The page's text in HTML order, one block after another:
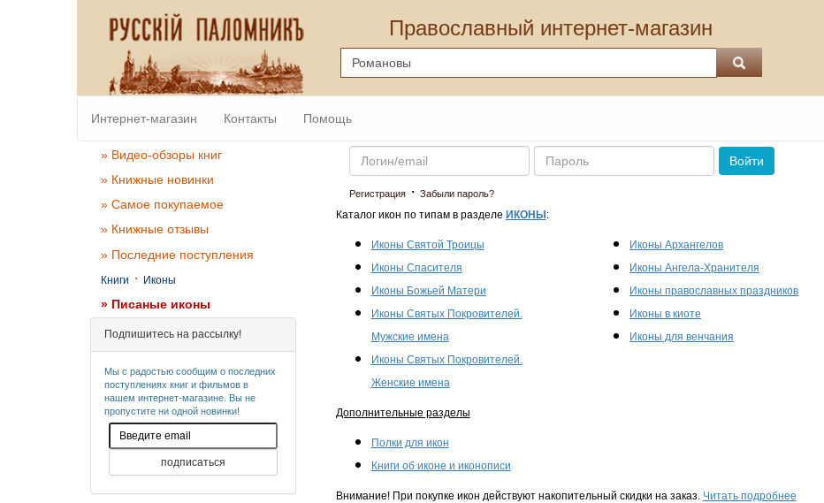
Православный интернет-магазин
Интернет-магазин Контакты Помощь
» Видео-обзоры книг
» Книжные новинки
» Самое покупаемое
» Книжные отзывы
» Последние поступления
Книги · Иконы
» Писаные иконы
Подпишитесь на рассылку!
Мы с радостью сообщим о последних
поступлениях книг и фильмов в
нашем интернет-магазине. Вы не
пропустите ни одной новинки!
Email Пароль
Войти
Регистрация· Забыли пароль?
Каталог икон по типам в разделе ИКОНЫ :
Иконы Святой Троицы
Иконы Спасителя
Иконы Божьей Матери
Иконы Святых Покровителей.
Мужские имена
Иконы Святых Покровителей.
Женские имена
Иконы Архангелов
Иконы Ангела-Хранителя
Иконы православных праздников
Иконы в киоте
Иконы для венчания
Дополнительные разделы
Полки для икон
Книги об иконе и иконописи
Внимание! При покупке икон действуют накопительный скидки на заказ. Читать подробнее